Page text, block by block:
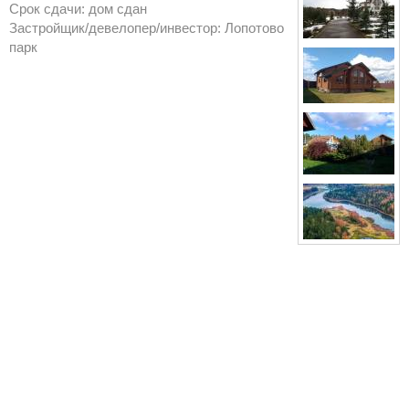
Срок сдачи: дом сдан
Застройщик/девелопер/инвестор: Лопотово
парк